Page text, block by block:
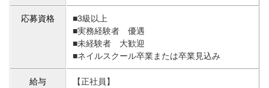
応募資格
■3級以上
■実務経験者 優遇
■未経験者 大歓迎
■ネイルスクール卒業または卒業見込み
給与
【正社員】